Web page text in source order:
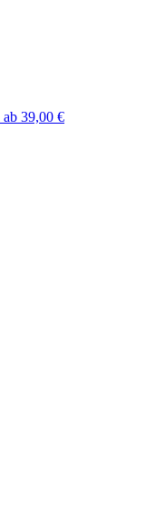
ab 39,00 €